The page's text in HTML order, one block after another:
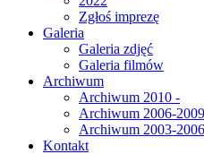
Zgłoś imprezę
Galeria
Galeria zdjęć
Galeria filmów
Archiwum
Archiwum 2010 -
Archiwum 2006-2009
Archiwum 2003-2006
Kontakt